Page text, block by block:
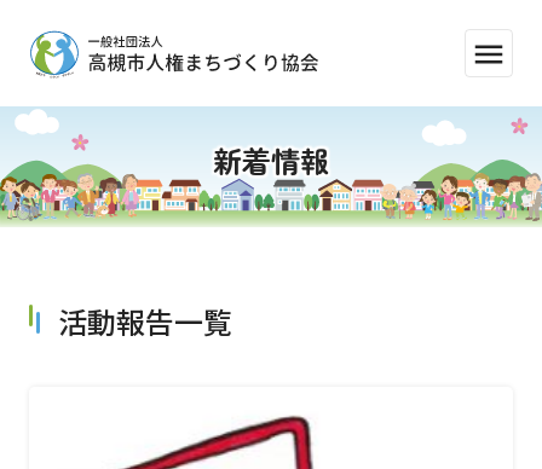
menu
新着情報
活動報告一覧